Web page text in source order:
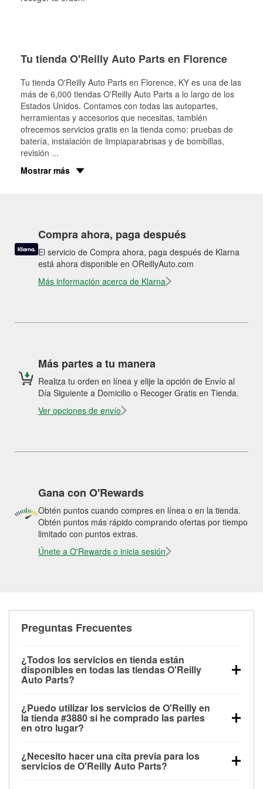
Tu tienda O'Reilly Auto Parts en Florence
Tu tienda O'Reilly Auto Parts en Florence, KY es una de las
más de 6,000 tiendas O'Reilly Auto Parts a lo largo de los
Estados Unidos. Contamos con todas las autopartes,
herramientas y accesorios que necesitas, también
ofrecemos servicios gratis en la tienda como: pruebas de
batería, instalación de limpiaparabrisas y de bombillas,
revisión ...
Mostrar más
Compra ahora, paga después
El servicio de Compra ahora, paga después de Klarna
está ahora disponible en OReillyAuto.com
Más información acerca de Klarna
Más partes a tu manera
Realiza tu orden en línea y elije la opción de Envío al
Día Siguiente a Domicilio o Recoger Gratis en Tienda.
Ver opciones de envío
Gana con O'Rewards
Obtén puntos cuando compres en línea o en la tienda.
Obtén puntos más rápido comprando ofertas por tiempo
limitado con puntos extras.
Únete a O'Rewards o inicia sesión
Preguntas Frecuentes
¿Todos los servicios en tienda están
disponibles en todas las tiendas O'Reilly
Auto Parts?
las pruebas de batería, pruebas de alternador y
motor de arranque, revisión de la luz “Check Engine”
con O'Reilly VeriScan® e instalación de
limpiaparabrisas o bombillas, están disponibles en
todas las tiendas O'Reilly Auto Parts. La tienda
¿Puedo utilizar los servicios de O'Reilly en
la tienda #3880 si he comprado las partes
en otro lugar?
de O'Reilly Auto Parts que estén disponibles en la
tienda #3880 de Florence, KY aunque hayas
¿Necesito hacer una cita previa para los
servicios de O'Reilly Auto Parts?